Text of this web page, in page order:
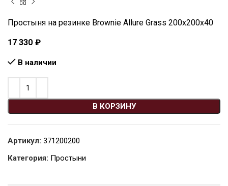
Простыня на резинке Brownie Allure Grass 200х200х40
17 330 ₽
В наличии
В КОРЗИНУ
Артикул: 371200200
Категория: Простыни